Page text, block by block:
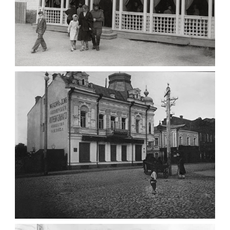
ПАВІЛЬЙОН МОРОЗИВА ЖИТОМИР 1947
Фото Житомир (1945-
1960)
Leave a comment
ФОТО ЖИТОМИРА 1905 ВУЛ.
МИХАЙЛІВСЬКА-СКОРУЛЬСЬКОГО